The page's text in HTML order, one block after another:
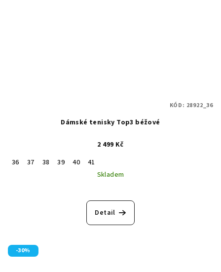
Dámské tenisky Top3 béžové
2 499 Kč
36
37 38 39 40
41
Skladem
Detail
KÓD: 28922_36
-30%